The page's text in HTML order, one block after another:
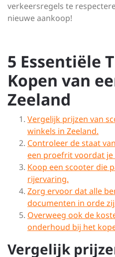
verkeersregels te
nieuwe aankoop!
5 Essentiële
Kopen van
Zeeland
Vergelijk prijzen van
winkels in Zeeland.
Controleer de staat
een proefrit voordat
Koop een scooter die
rijervaring.
Zorg ervoor dat alle
documenten in orde
Overweeg ook de
onderhoud bij het
Vergelijk